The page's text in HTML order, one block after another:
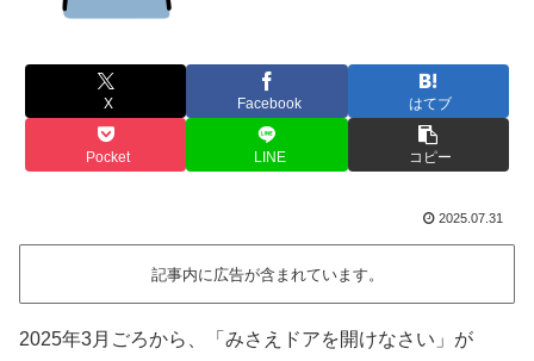
X Facebook はてブ
Pocket LINE コピー
2025.07.31
記事内に広告が含まれています。
2025年3月ごろから、「みさえドアを開けなさい」が